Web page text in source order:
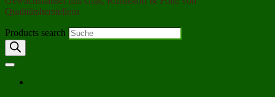
Qualitätsherstellern
Products search